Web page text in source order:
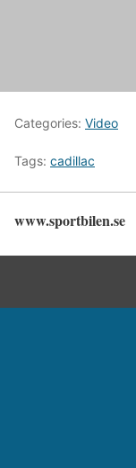
Categories: Video
Tags: cadillac
www.sportbilen.se